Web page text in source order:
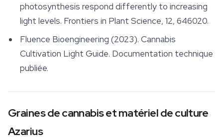
photosynthesis respond differently to increasing
light levels. Frontiers in Plant Science, 12, 646020.
Fluence Bioengineering (2023). Cannabis
Cultivation Light Guide. Documentation technique
publiée.
Graines de cannabis et matériel de culture
Azarius